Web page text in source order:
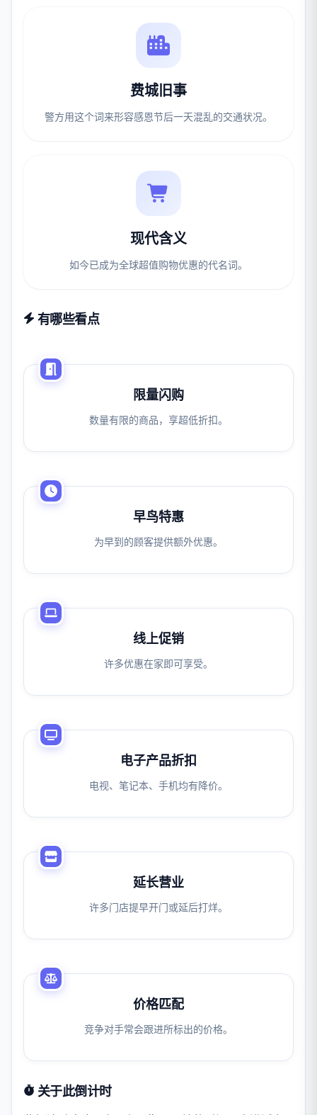
费城旧事
警方用这个词来形容感恩节后一天混乱的交通状况。
现代含义
如今已成为全球超值购物优惠的代名词。
有哪些看点
限量闪购
数量有限的商品，享超低折扣。
早鸟特惠
为早到的顾客提供额外优惠。
线上促销
许多优惠在家即可享受。
电子产品折扣
电视、笔记本、手机均有降价。
延长营业
许多门店提早开门或延后打烊。
价格匹配
竞争对手常会跟进所标出的价格。
关于此倒计时